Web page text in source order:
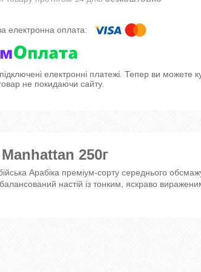
електронні платежі. Тепер ви можете
не покидаючи сайту.
250г
Арабіка преміум-сорту середнього
настій із тонким, яскраво